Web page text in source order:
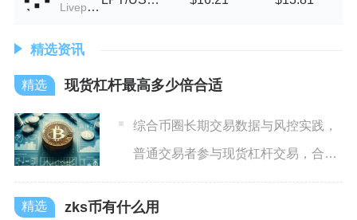
Livepeer
精选资讯
现货杠杆最高多少倍合适
综合币圈长期交易数据与风控实践，
普通交易者参与现货杠杆交易，合理
最高杠杆不宜超过3倍，具备
zks币有什么用